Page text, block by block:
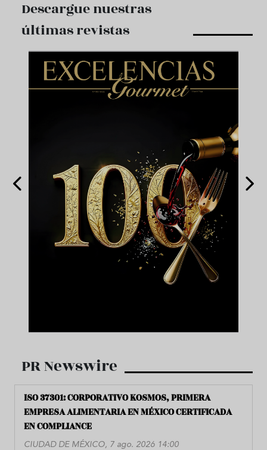
Descargue nuestras
últimas revistas
PR Newswire
ISO 37301: CORPORATIVO KOSMOS, PRIMERA
EMPRESA ALIMENTARIA EN MÉXICO CERTIFICADA
EN COMPLIANCE
CIUDAD DE MÉXICO, 7 ago. 2026 14:00